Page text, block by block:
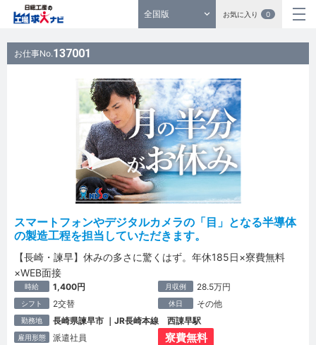
全国版 お気に入り 0
お仕事No.137001
スマートフォンやデジタルカメラの「目」となる半導体
の製造工程を担当していただきます。
【長崎・諫早】休みの多さに驚くはず。年休185日×寮費無料
×WEB面接
時給 1,400円 月収例 28.5万円
シフト 2交替 休日 その他
勤務地 長崎県諫早市 ｜JR長崎本線 西諌早駅
雇用形態 派遣社員 寮費無料